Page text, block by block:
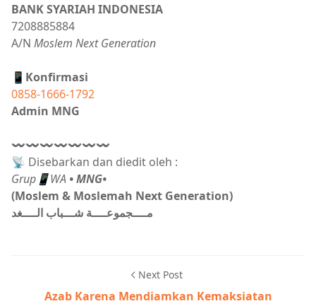
BANK SYARIAH INDONESIA
7208885884
A/N Moslem Next Generation
📱Konfirmasi
0858-1666-1792
Admin MNG
〰〰〰〰〰〰〰
📡 Disebarkan dan diedit oleh :
Grup📱WA • MNG•
(Moslem & Moslemah Next Generation)
مــــجموعــــة شـــباب الــــغد
Next Post
Azab Karena Mendiamkan Kemaksiatan